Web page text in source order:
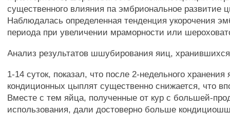
существенного влияния па эмбриональное развитие
Наблюдалась определенная тенденция укорочения
периода при увеличении мраморности или
Анализ результатов шшубирования яиц, хранившихся
1-14 суток, показал, что после 2-недельного хранения
кондиционных цыплят существенно снижается, что
Вместе с тем яйца, полученные от кур с большей-
использования, дали достоверно больше